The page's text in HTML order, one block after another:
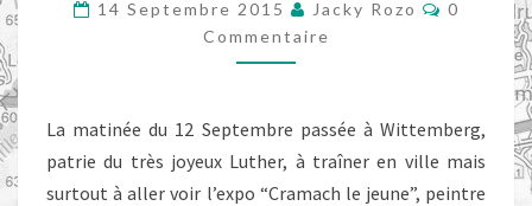
14 Septembre 2015 Jacky Rozo
0
Commentaire
La matinée du 12 Septembre passée à Wittemberg,
patrie du très joyeux Luther, à traîner en ville mais
surtout à aller voir l’expo “Cramach le jeune”, peintre